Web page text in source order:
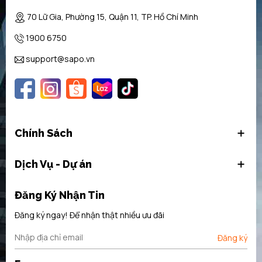
kế linh hoạt, đảm bảo chứa được nhiều thực phẩm nhất mà không
gây ảnh hưởng đến những thực phẩm ở ngăn dưới.
70 Lữ Gia, Phường 15, Quận 11, TP. Hồ Chí Minh
1900 6750
support@sapo.vn
Chính Sách
Dịch Vụ - Dự án
Đăng Ký Nhận Tin
Đăng ký ngay! Để nhận thật nhiều ưu đãi
Đăng ký